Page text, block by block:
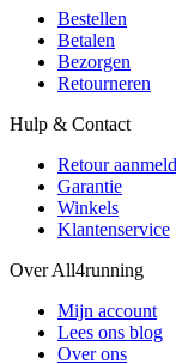
Bestellen
Betalen
Bezorgen
Retourneren
Hulp & Contact
Retour
Garantie
Winkels
Klantenservice
Over All4running
Mijn account
Lees ons blog
Over ons